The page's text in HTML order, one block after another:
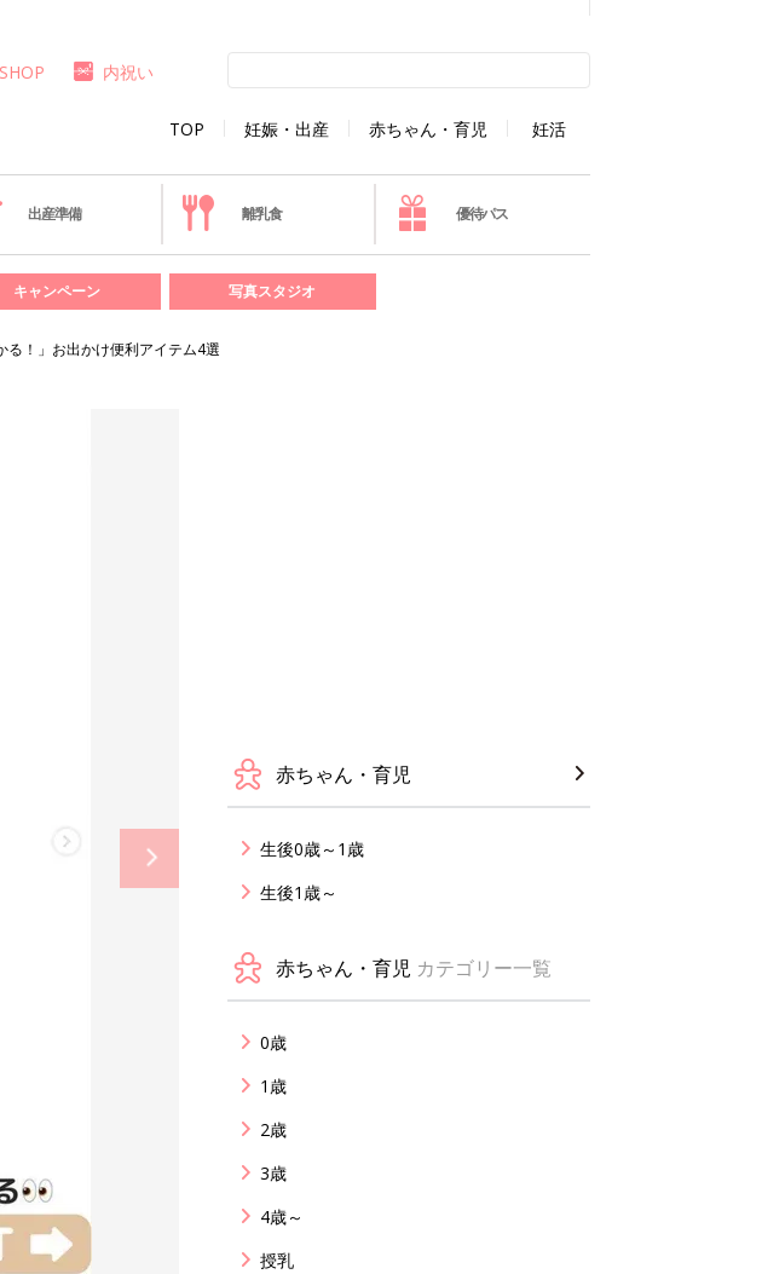
TOP 妊娠・出産 赤ちゃん・育児 妊活
SHOP 内祝い
出産準備 離乳食 優待パス
キャンペーン 写真スタジオ
！」お出かけ便利アイテム4選
赤ちゃん・育児
生後0歳～1歳
生後1歳～
赤ちゃん・育児 カテゴリー一覧
0歳
1歳
2歳
3歳
4歳～
授乳